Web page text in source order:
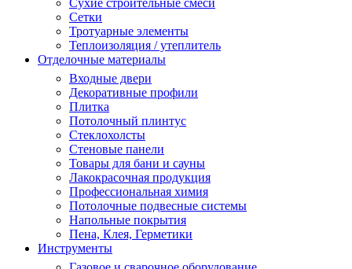
Сухие строительные смеси
Сетки
Тротуарные элементы
Теплоизоляция / утеплитель
Отделочные материалы
Входные двери
Декоративные профили
Плитка
Потолочный плинтус
Стеклохолсты
Стеновые панели
Товары для бани и сауны
Лакокрасочная продукция
Профессиональная химия
Потолочные подвесные системы
Напольные покрытия
Пена, Клея, Герметики
Инструменты